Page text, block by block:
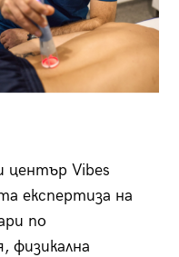
център Vibes
експертиза на
по
физикална